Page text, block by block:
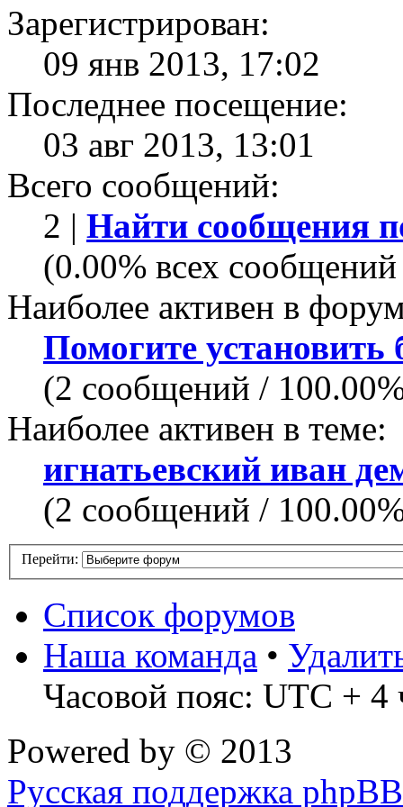
Зарегистрирован:
09 янв 2013, 17:02
Последнее посещение:
03 авг 2013, 13:01
Всего сообщений:
2 | Найти сообщения
(0.00% всех
Наиболее активен в
Помогите установить
(2 сообщений /
Наиболее активен в теме:
игнатьевский иван
(2 сообщений /
Перейти:
Список форумов
Наша команда •
Часовой пояс: UTC + 4
Powered by © 2013
Русская поддержка phpBB